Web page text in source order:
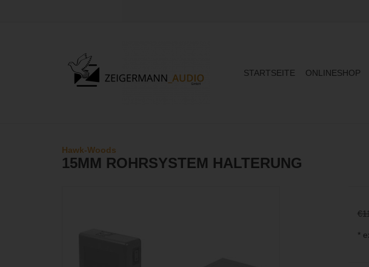
STARTSEITE ONLINESHOP
Hawk-Woods
15MM ROHRSYSTEM HALTERUNG
*